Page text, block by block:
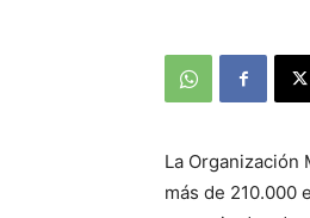
La Organización
más de 210.000